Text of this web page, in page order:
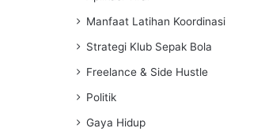
Manfaat Latihan Koordinasi
Strategi Klub Sepak Bola
Freelance & Side Hustle
Politik
Gaya Hidup